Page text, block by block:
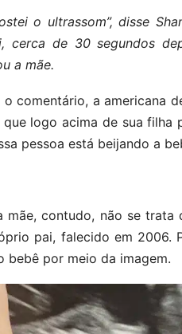
o ultrassom”, disse
cerca de 30 segundos
a mãe.
o comentário, a americana
que logo acima de sua filha
pessoa está beijando a
mãe, contudo, não se
pai, falecido em 2006.
bebê por meio da imagem.